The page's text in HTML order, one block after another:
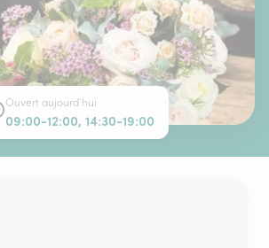
Ouvert aujourd'hui
09:00-12:00, 14:30-19:00